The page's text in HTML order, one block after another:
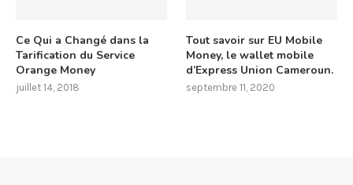
Ce Qui a Changé dans la
Tarification du Service
Orange Money
juillet 14, 2018
Tout savoir sur EU Mobile
Money, le wallet mobile
d’Express Union Cameroun.
septembre 11, 2020